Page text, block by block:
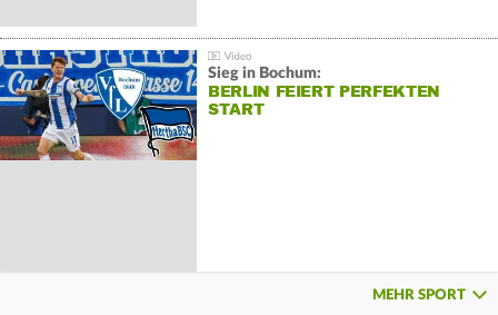
Sieg in Bochum:
BERLIN FEIERT PERFEKTEN
START
MEHR SPORT